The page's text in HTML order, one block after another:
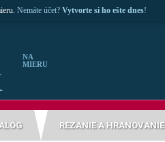
Nemáte účet? Vytvorte si ho ešte dnes!
NA
MIERU
REZANIE A HRANOVANIE